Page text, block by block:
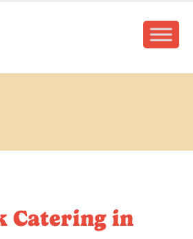
Catering in